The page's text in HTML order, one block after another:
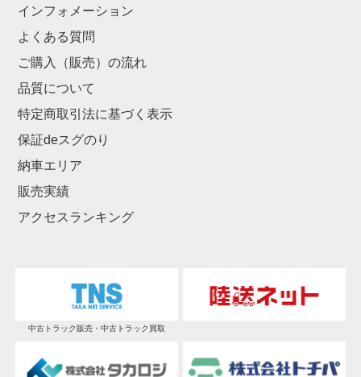
インフォメーション
よくある質問
ご購入（販売）の流れ
品質について
特定商取引法に基づく表示
保証deスグのり
納車エリア
販売実績
アクセスランキング
中古トラック販売・中古トラック買取